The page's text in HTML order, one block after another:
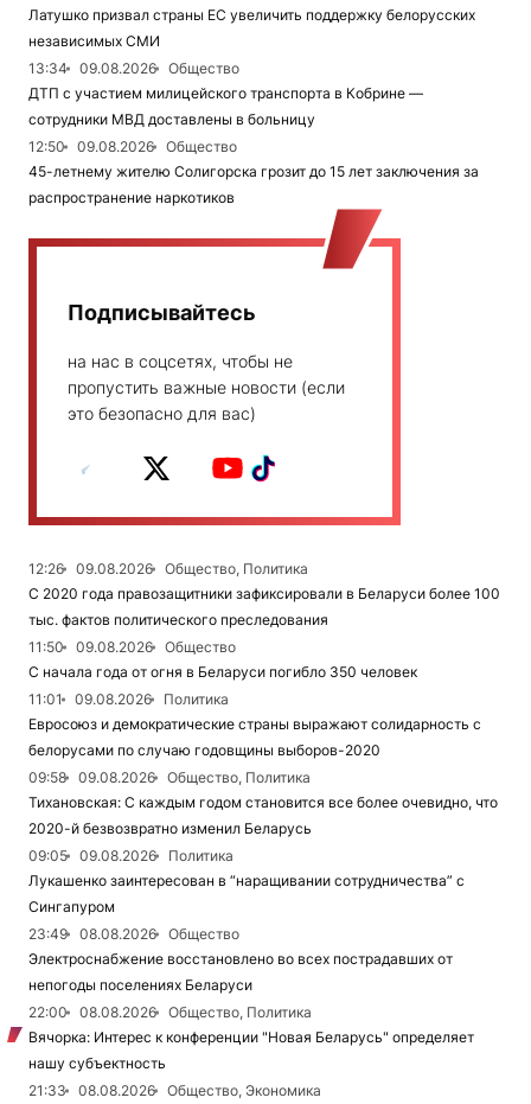
Латушко призвал страны ЕС увеличить поддержку белорусских
независимых СМИ
13:34
09.08.2026
Общество
ДТП с участием милицейского транспорта в Кобрине —
сотрудники МВД доставлены в больницу
12:50
09.08.2026
Общество
45-летнему жителю Солигорска грозит до 15 лет заключения за
распространение наркотиков
Подписывайтесь
на нас в соцсетях, чтобы не
пропустить важные новости (если
это безопасно для вас)
12:26 09.08.2026
Общество, Политика
С 2020 года правозащитники зафиксировали в Беларуси более 100
тыс. фактов политического преследования
11:50
09.08.2026
Общество
С начала года от огня в Беларуси погибло 350 человек
11:01
09.08.2026
Политика
Евросоюз и демократические страны выражают солидарность с
белорусами по случаю годовщины выборов-2020
09:58
09.08.2026
Общество, Политика
Тихановская: С каждым годом становится все более очевидно, что
2020-й безвозвратно изменил Беларусь
09:05
09.08.2026
Политика
Лукашенко заинтересован в “наращивании сотрудничества” с
Сингапуром
23:49
08.08.2026
Общество
Электроснабжение восстановлено во всех пострадавших от
непогоды поселениях Беларуси
22:00
08.08.2026
Общество, Политика
Вячорка: Интерес к конференции "Новая Беларусь" определяет
нашу субъектность
21:33
08.08.2026
Общество, Экономика